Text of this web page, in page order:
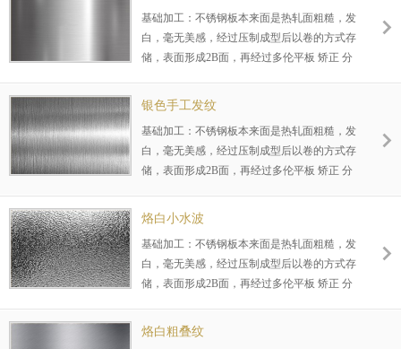
基础加工：不锈钢板本来面是热轧面粗糙，发
白，毫无美感，经过压制成型后以卷的方式存
储，表面形成2B面，再经过多伦平板 矫正 分
不同客户，不同要求对表面再进行2次基础加
砂等所做的工序，对下一步表面处理，起到关
键作用，让色彩更好的覆着在材料表面，不易
脱落等，同时又能达到，镜面-发纹等效果，
未镀色情况下一般应用于机械设备外壳，厨房
台面，家具，门窗等等领域，涉及行业众多，
银色手工发纹
基础加工：不锈钢板本来面是热轧面粗糙，发
白，毫无美感，经过压制成型后以卷的方式存
储，表面形成2B面，再经过多伦平板 矫正 分
不同客户，不同要求对表面再进行2次基础加
砂等所做的工序，对下一步表面处理，起到关
键作用，让色彩更好的覆着在材料表面，不易
脱落等，同时又能达到，镜面-发纹等效果，
未镀色情况下一般应用于机械设备外壳，厨房
台面，家具，门窗等等领域，涉及行业众多，
烙白小水波
基础加工：不锈钢板本来面是热轧面粗糙，发
白，毫无美感，经过压制成型后以卷的方式存
储，表面形成2B面，再经过多伦平板 矫正 分
不同客户，不同要求对表面再进行2次基础加
烙白粗叠纹